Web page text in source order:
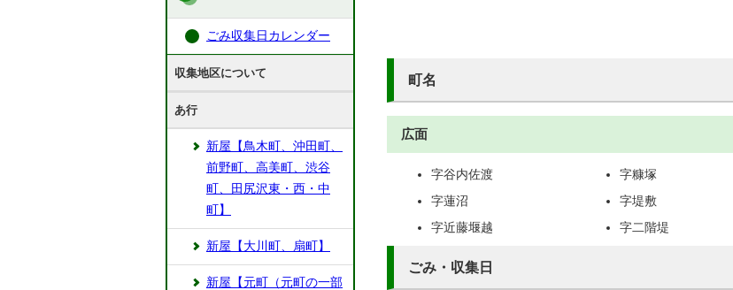
町名
広面
字谷内佐渡 字糠塚
字蓮沼
字堤敷
字近藤堰越
字二階堤
ごみ・収集日
ごみ収集日カレンダー
収集地区について
あ行
新屋【鳥木町、沖田町、
前野町、高美町、渋谷
町、田尻沢東・西・中
町】
新屋【大川町、扇町】
新屋【元町（元町の一部